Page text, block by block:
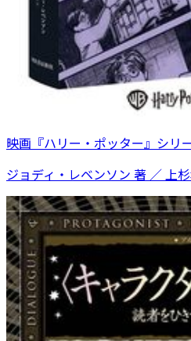
映画『ハリー・ポッター』シリ
ジョディ・レベンソン 著 ／ 上